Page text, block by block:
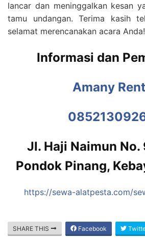
lancar dan meninggalkan kesan
tamu undangan. Terima kasih
selamat merencanakan acara Anda!
Informasi dan
Amany
Jl. Haji Naimun No.
Pondok Pinang,
https://sewa-alatpesta.com/
SHARE THIS Facebook